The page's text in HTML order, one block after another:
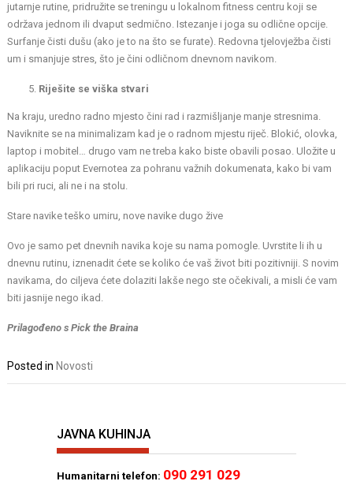
jutarnje rutine, pridružite se treningu u lokalnom fitness centru koji se
održava jednom ili dvaput sedmično. Istezanje i joga su odlične opcije.
Surfanje čisti dušu (ako je to na što se furate). Redovna tjelovježba čisti
um i smanjuje stres, što je čini odličnom dnevnom navikom.
Riješite se viška stvari
Na kraju, uredno radno mjesto čini rad i razmišljanje manje stresnima.
Naviknite se na minimalizam kad je o radnom mjestu riječ. Blokić, olovka,
laptop i mobitel… drugo vam ne treba kako biste obavili posao. Uložite u
aplikaciju poput Evernotea za pohranu važnih dokumenata, kako bi vam
bili pri ruci, ali ne i na stolu.
Stare navike teško umiru, nove navike dugo žive
Ovo je samo pet dnevnih navika koje su nama pomogle. Uvrstite li ih u
dnevnu rutinu, iznenadit ćete se koliko će vaš život biti pozitivniji. S novim
navikama, do ciljeva ćete dolaziti lakše nego ste očekivali, a misli će vam
biti jasnije nego ikad.
Prilagođeno s Pick the Braina
Posted in Novosti
JAVNA KUHINJA
Humanitarni telefon: 090 291 029